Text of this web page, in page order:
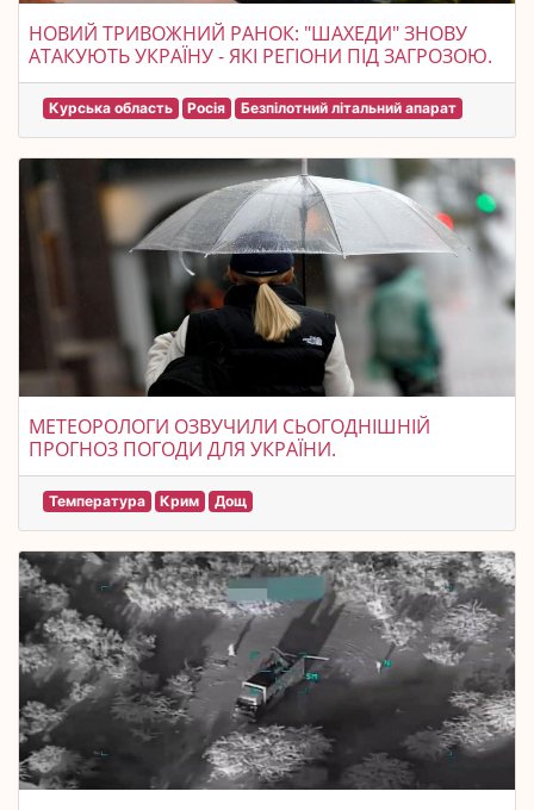
НОВИЙ ТРИВОЖНИЙ РАНОК: "ШАХЕДИ" ЗНОВУ
АТАКУЮТЬ УКРАЇНУ - ЯКІ РЕГІОНИ ПІД ЗАГРОЗОЮ.
Курська область Росія Безпілотний літальний апарат
МЕТЕОРОЛОГИ ОЗВУЧИЛИ СЬОГОДНІШНІЙ
ПРОГНОЗ ПОГОДИ ДЛЯ УКРАЇНИ.
Температура Крим Дощ